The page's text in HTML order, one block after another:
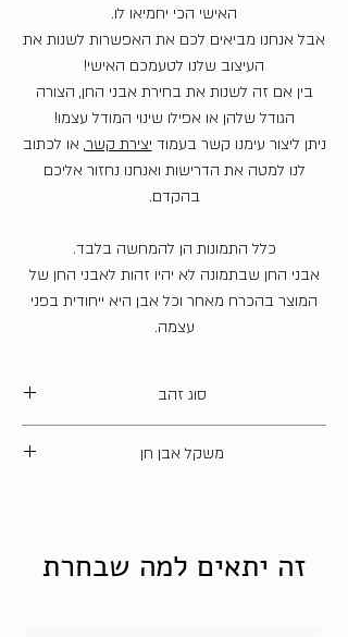
האישי הכי יחמיאו לו.
אבל אנחנו מביאים לכם את האפשרות לשנות את
העיצוב שלנו לטעמכם האישי!
בין אם זה לשנות את בחירת אבני החן, הצורה
הגודל שלהן או אפילו שינוי המודל עצמו!
ניתן ליצור עימנו קשר בעמוד יצירת קשר, או לכתוב
לנו למטה את הדרישות ואנחנו נחזור אליכם
בהקדם.
כלל התמונות הן להמחשה בלבד.
אבני החן שבתמונה לא יהיו זהות לאבני החן של
המוצר בהכרח מאחר וכל אבן היא ייחודית בפני
עצמה.
סוג זהב
משקל אבן חן
זה יתאים למה שבחרת